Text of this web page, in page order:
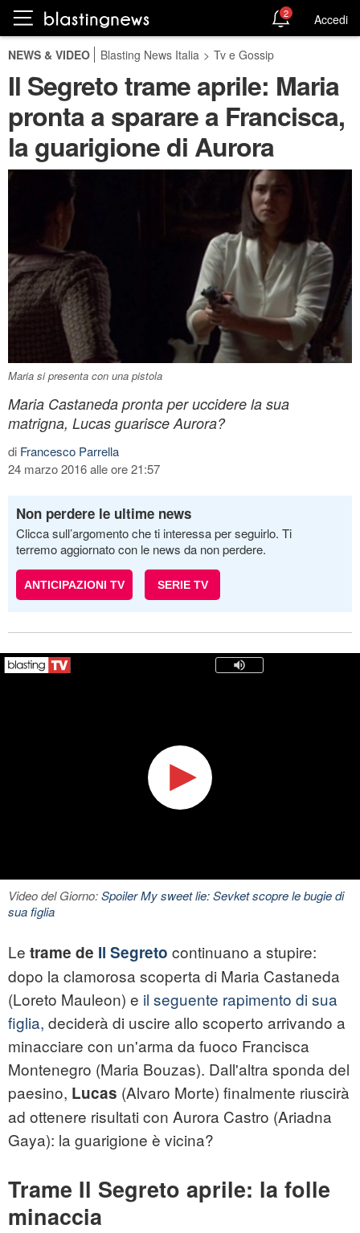
2 Accedi
NEWS & VIDEO Blasting News Italia > Tv e Gossip
Il Segreto trame aprile: Maria
pronta a sparare a Francisca,
la guarigione di Aurora
Maria si presenta con una pistola
Maria Castaneda pronta per uccidere la sua
matrigna, Lucas guarisce Aurora?
di Francesco Parrella
24 marzo 2016 alle ore 21:57
Non perdere le ultime news
Clicca sull’argomento che ti interessa per seguirlo. Ti
terremo aggiornato con le news da non perdere.
ANTICIPAZIONI TV SERIE TV
Video del Giorno:Spoiler My sweet lie: Sevket scopre le bugie di
sua figlia
Le trame de Il Segreto continuano a stupire:
dopo la clamorosa scoperta di Maria Castaneda
(Loreto Mauleon) e il seguente rapimento di sua
figlia, deciderà di uscire allo scoperto arrivando a
minacciare con un'arma da fuoco Francisca
Montenegro (Maria Bouzas). Dall'altra sponda del
paesino, Lucas (Alvaro Morte) finalmente riuscirà
ad ottenere risultati con Aurora Castro (Ariadna
Gaya): la guarigione è vicina?
Trame Il Segreto aprile: la folle
minaccia